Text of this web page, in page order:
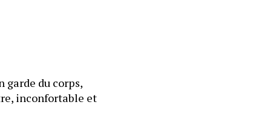
garde du corps,
inconfortable et